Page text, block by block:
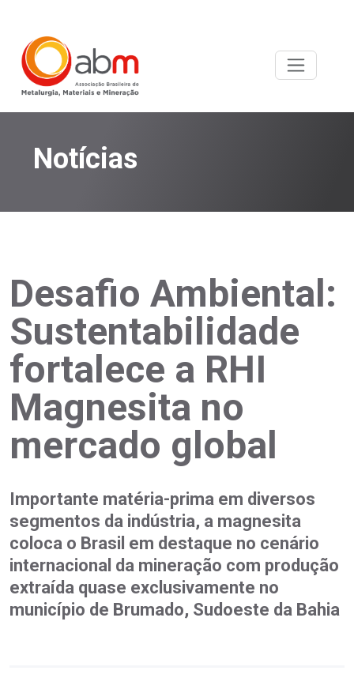
Notícias
Desafio Ambiental:
Sustentabilidade
fortalece a RHI
Magnesita no
mercado global
Importante matéria-prima em diversos
segmentos da indústria, a magnesita
coloca o Brasil em destaque no cenário
internacional da mineração com produção
extraída quase exclusivamente no
município de Brumado, Sudoeste da Bahia